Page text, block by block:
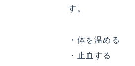
す。
・体を温める
・止血する